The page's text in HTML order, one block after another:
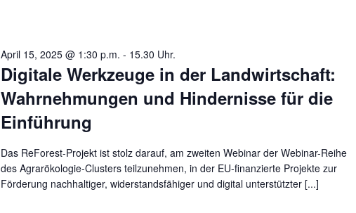
Digitale Werkzeuge in der Landwirtschaft:
Wahrnehmungen und Hindernisse für die
Einführung
April 15, 2025 @ 1:30 p.m. - 15.30 Uhr.
Das ReForest-Projekt ist stolz darauf, am zweiten Webinar der Webinar-Reihe
des Agrarökologie-Clusters teilzunehmen, in der EU-finanzierte Projekte zur
Förderung nachhaltiger, widerstandsfähiger und digital unterstützter [...]